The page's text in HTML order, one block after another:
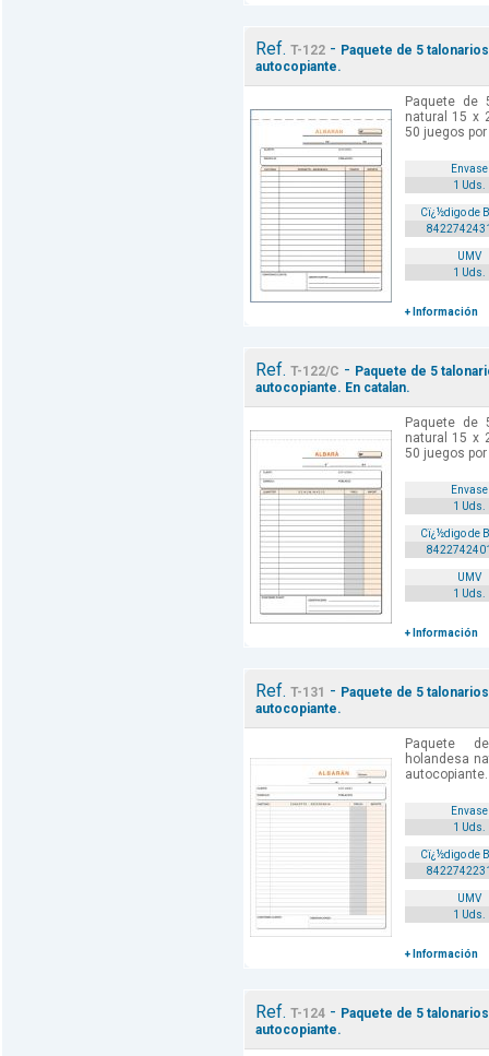
Ref. T-122- Paquete de 5
autocopiante.
Paquete de
natural 15 x
50 juegos
Envase
1 Uds.
Cï¿½digo de
UMV
1 Uds.
+ Información
Ref. T-122/C - Paquete de 5
autocopiante. En catalan.
Paquete de
natural 15 x
50 juegos
Envase
1 Uds.
Cï¿½digo de
UMV
1 Uds.
+ Información
Ref. T-131 - Paquete de 5
autocopiante.
Paquete
holandesa
Envase
1 Uds.
Cï¿½digo de
UMV
1 Uds.
+ Información
Ref. T-124- Paquete de 5
autocopiante.